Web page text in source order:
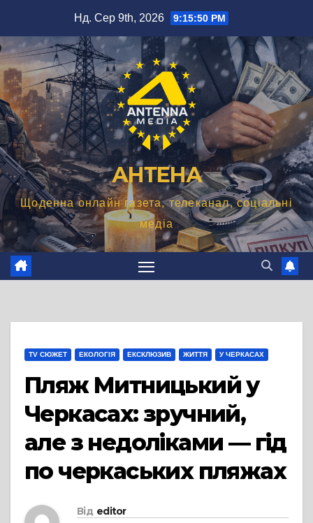
вмісту
Нд. Сер 9th, 2026 9:15:51 PM
АНТЕНА
Щоденна онлайн газета, телеканал, соціальні
медіа
TV СЮЖЕТ ЕКОЛОГІЯ ЕКСКЛЮЗИВ ЖИТТЯ У ЧЕРКАСАХ
Пляж Митницький у
Черкасах: зручний,
але з недоліками — гід
по черкаських пляжах
Від editor